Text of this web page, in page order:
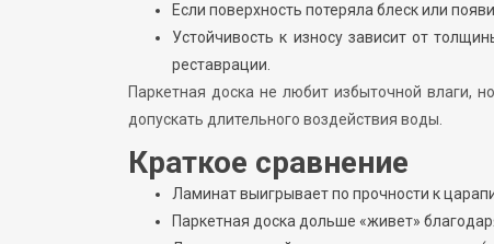
Если поверхность потеряла блеск или
Устойчивость к износу зависит от
реставрации.
Паркетная доска не любит избыточной влаги,
допускать длительного воздействия воды.
Краткое сравнение
Ламинат выигрывает по прочности к
Паркетная доска дольше «живет»